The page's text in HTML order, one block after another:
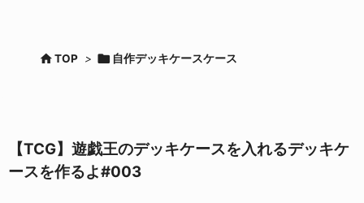
TOP >  自作デッキケースケース
【TCG】遊戯王のデッキケースを入れるデッキケ
ースを作るよ#003